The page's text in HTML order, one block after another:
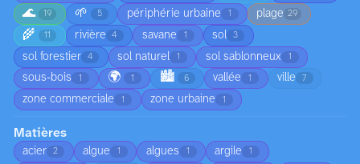
🌊 19 🌱 5 périphérie urbaine 1 plage 29
🌾 11 rivière 4 savane 1 sol 3
sol forestier 4 sol naturel 1 sol sablonneux 1
sous-bois 1 🌍 1 🏙️ 6 vallée 1 ville 7
zone commerciale 1 zone urbaine 1
Matières
acier 2 algue 1 algues 1 argile 1